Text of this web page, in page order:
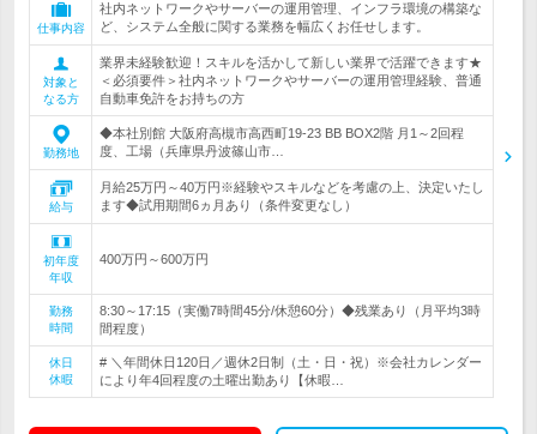
仕事内容
社内ネットワークやサーバーの運用管理、インフラ環境の構築な
ど、システム全般に関する業務を幅広くお任せします。
対象と
なる方
業界未経験歓迎！スキルを活かして新しい業界で活躍できます★
＜必須要件＞社内ネットワークやサーバーの運用管理経験、普通
自動車免許をお持ちの方
勤務地
◆本社別館 大阪府高槻市高西町19-23 BB BOX2階 月1～2回程
度、工場（兵庫県丹波篠山市…
給与
月給25万円～40万円※経験やスキルなどを考慮の上、決定いたし
ます◆試用期間6ヵ月あり（条件変更なし）
初年度
年収
400万円～600万円
勤務
時間
8:30～17:15（実働7時間45分/休憩60分）◆残業あり（月平均3時
間程度）
休日
休暇
# ＼年間休日120日／週休2日制（土・日・祝）※会社カレンダー
により年4回程度の土曜出勤あり【休暇…